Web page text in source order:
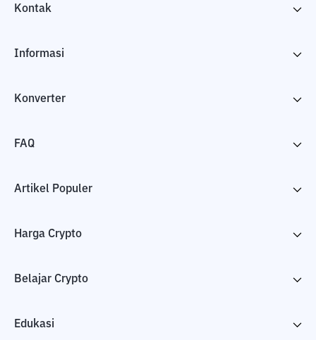
Kontak
Informasi
Konverter
FAQ
Artikel Populer
Harga Crypto
Belajar Crypto
Edukasi